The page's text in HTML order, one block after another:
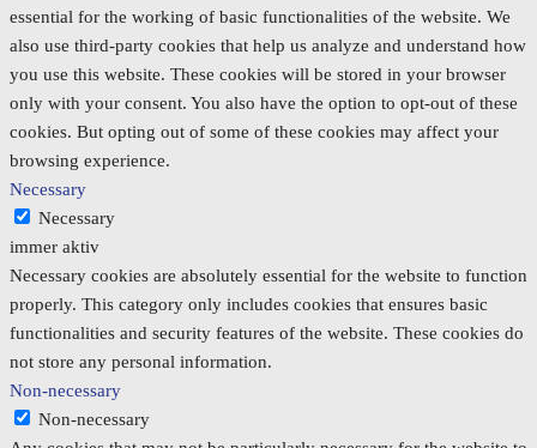
essential for the working of basic functionalities of the website. We
also use third-party cookies that help us analyze and understand how
you use this website. These cookies will be stored in your browser
only with your consent. You also have the option to opt-out of these
cookies. But opting out of some of these cookies may affect your
browsing experience.
Necessary
Necessary
immer aktiv
Necessary cookies are absolutely essential for the website to function
properly. This category only includes cookies that ensures basic
functionalities and security features of the website. These cookies do
not store any personal information.
Non-necessary
Non-necessary